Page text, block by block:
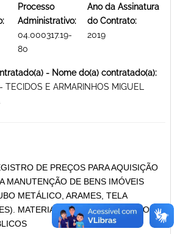
Processo
Administrativo:
04.000317.19-
80
Ano da Assinatura
do Contrato:
2019
- Nome do(a) contratado(a):
E ARMARINHOS MIGUEL
DE PREÇOS PARA AQUISIÇÃO
MANUTENÇÃO DE BENS IMÓVEIS
METÁLICO, ARAMES, TELA
MATERIAIS PARA MANUTENÇÃO DE